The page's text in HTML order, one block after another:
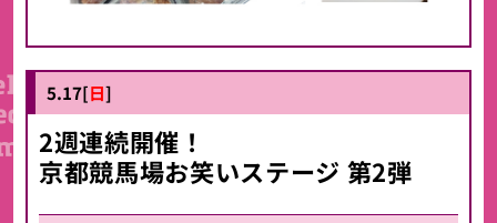
5.17[日]
2週連続開催！
京都競馬場お笑いステージ 第2弾